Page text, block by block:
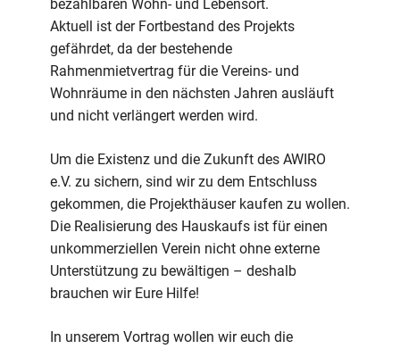
bezahlbaren Wohn- und Lebensort.
Aktuell ist der Fortbestand des Projekts
gefährdet, da der bestehende
Rahmenmietvertrag für die Vereins- und
Wohnräume in den nächsten Jahren ausläuft
und nicht verlängert werden wird.
Um die Existenz und die Zukunft des AWIRO
e.V. zu sichern, sind wir zu dem Entschluss
gekommen, die Projekthäuser kaufen zu wollen.
Die Realisierung des Hauskaufs ist für einen
unkommerziellen Verein nicht ohne externe
Unterstützung zu bewältigen – deshalb
brauchen wir Eure Hilfe!
In unserem Vortrag wollen wir euch die